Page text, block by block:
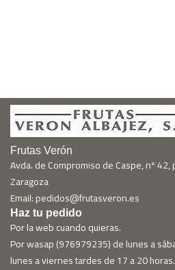
Frutas Verón
Avda. de Compromiso de Caspe, nº
Zaragoza
Email: pedidos@frutasveron.es
Haz tu pedido
Por la web cuando quieras.
Por wasap (976979235) de lunes a
lunes a viernes tardes de 17 a 20 horas.